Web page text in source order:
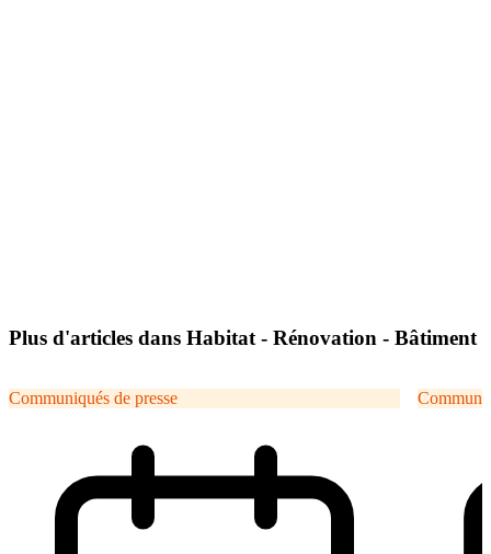
Plus d'articles dans Habitat - Rénovation - Bâtiment
Communiqués de presse